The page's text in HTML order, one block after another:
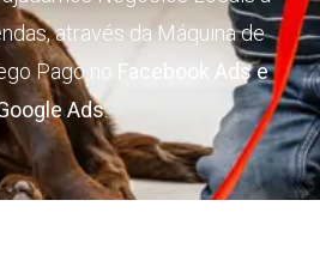
através da Máquina de
Pago no Facebook Ads e
Ads.